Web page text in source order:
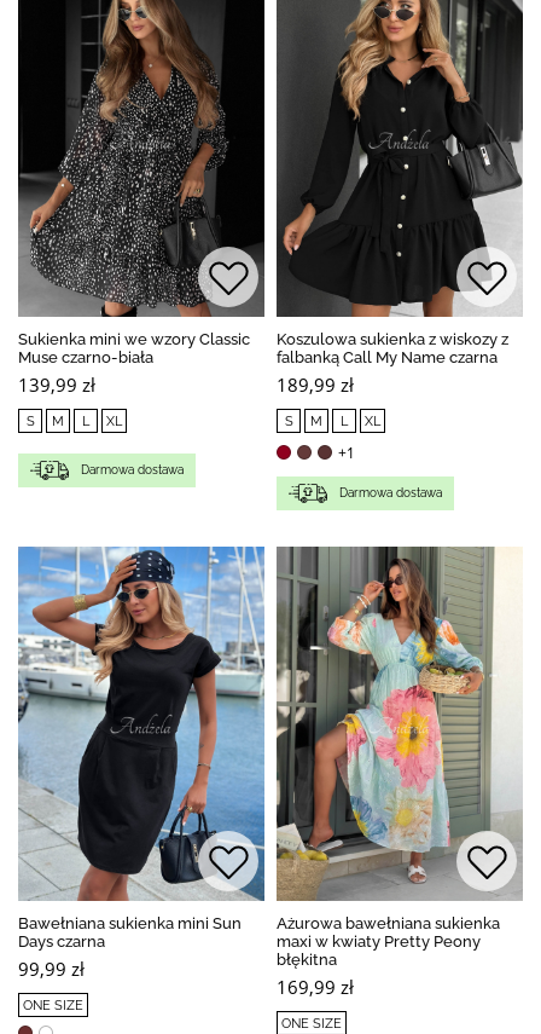
Sukienka mini we wzory Classic
Muse czarno-biała
139,99 zł
S M L XL
Darmowa dostawa
Koszulowa sukienka z wiskozy z
falbanką Call My Name czarna
189,99 zł
S M L XL
+1
Darmowa dostawa
Bawełniana sukienka mini Sun
Days czarna
99,99 zł
ONE SIZE
Ażurowa bawełniana sukienka
maxi w kwiaty Pretty Peony
błękitna
169,99 zł
ONE SIZE